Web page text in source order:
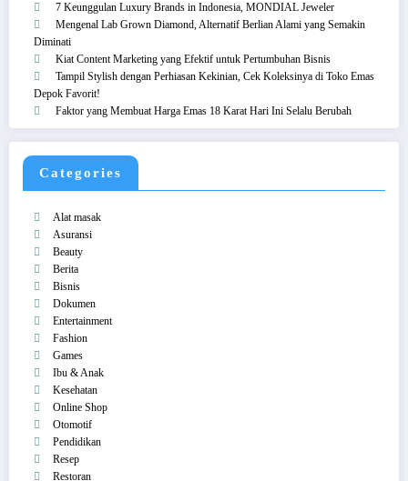
7 Keunggulan Luxury Brands in Indonesia, MONDIAL Jeweler
Mengenal Lab Grown Diamond, Alternatif Berlian Alami yang Semakin
Diminati
Kiat Content Marketing yang Efektif untuk Pertumbuhan Bisnis
Tampil Stylish dengan Perhiasan Kekinian, Cek Koleksinya di Toko Emas
Depok Favorit!
Faktor yang Membuat Harga Emas 18 Karat Hari Ini Selalu Berubah
Categories
Alat masak
Asuransi
Beauty
Berita
Bisnis
Dokumen
Entertainment
Fashion
Games
Ibu & Anak
Kesehatan
Online Shop
Otomotif
Pendidikan
Resep
Restoran